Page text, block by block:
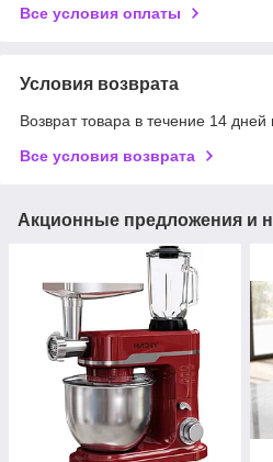
Все условия оплаты
Условия возврата
Возврат товара в течение 14 дней
Все условия возврата
Акционные предложения и